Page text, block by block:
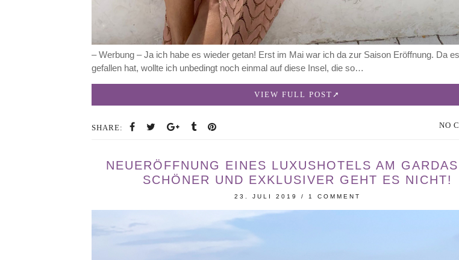
– Werbung – Ja ich habe es wieder getan! Erst im Mai war ich da zur Saison Eröffnung. Da
gefallen hat, wollte ich unbedingt noch einmal auf diese Insel, die so…
VIEW FULL POST
SHARE: NO
NEUERÖFFNUNG EINES LUXUSHOTELS AM
SCHÖNER UND EXKLUSIVER GEHT ES NICHT!
23. JULI 2019 / 1 COMMENT